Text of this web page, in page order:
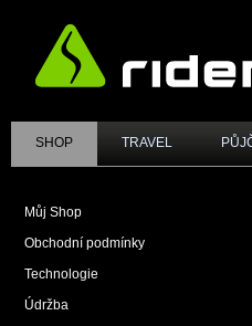
SHOP TRAVEL
Můj Shop
Obchodní podmínky
Technologie
Údržba